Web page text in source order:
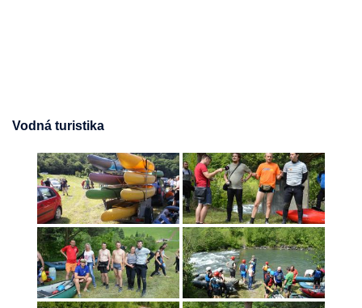
Vodná turistika